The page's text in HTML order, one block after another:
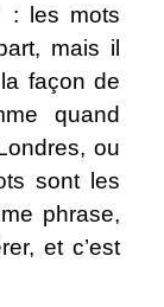
: les mots
mais il
la façon de
quand
ou
sont les
phrase,
et c’est